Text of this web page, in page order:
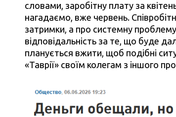
словами, заробітну плату за
нагадаємо, вже червень.
затримки, а про системну
відповідальність за те, що буде
планується вжити, щоб подібні
«Таврії» своїм колегам з іншого